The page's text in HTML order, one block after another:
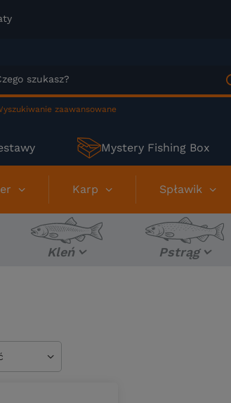
zaawansowane
Mystery Fishing Box
Karp Spławik
Kleń Pstrąg